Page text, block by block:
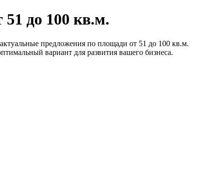
до 100 кв.м.
предложения по площади от 51 до 100 кв.м.
вариант для развития вашего бизнеса.